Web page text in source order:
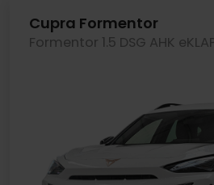
Cupra Formentor